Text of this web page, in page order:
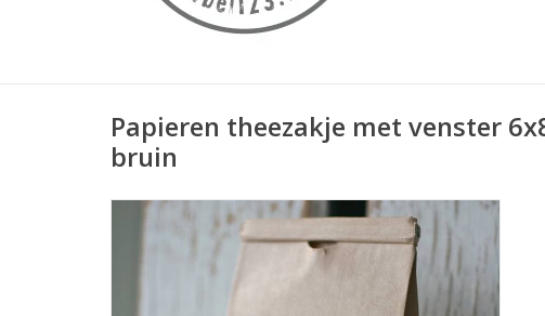
Papieren theezakje met venster
bruin